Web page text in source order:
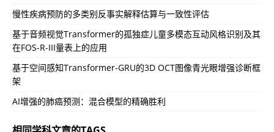
慢性疾病预防的多类别反事实解释估算与一致性评估
基于音频视觉Transformer的孤独症儿童多模态互动风格识别及其
在FOS-R-III量表上的应用
基于空间感知Transformer-GRU的3D OCT图像青光眼增强诊断框
架
AI增强的肺癌预测：混合模型的精确胜利